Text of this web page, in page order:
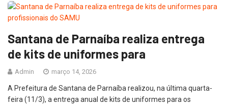
Santana de Parnaíba realiza entrega
de kits de uniformes para
Admin março 14, 2026
A Prefeitura de Santana de Parnaíba realizou, na última quarta-
feira (11/3), a entrega anual de kits de uniformes para os